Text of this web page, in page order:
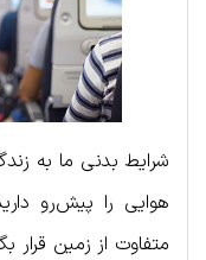
شرایط بدنی ما به
هوایی را پیش‌رو
متفاوت از زمین قرار